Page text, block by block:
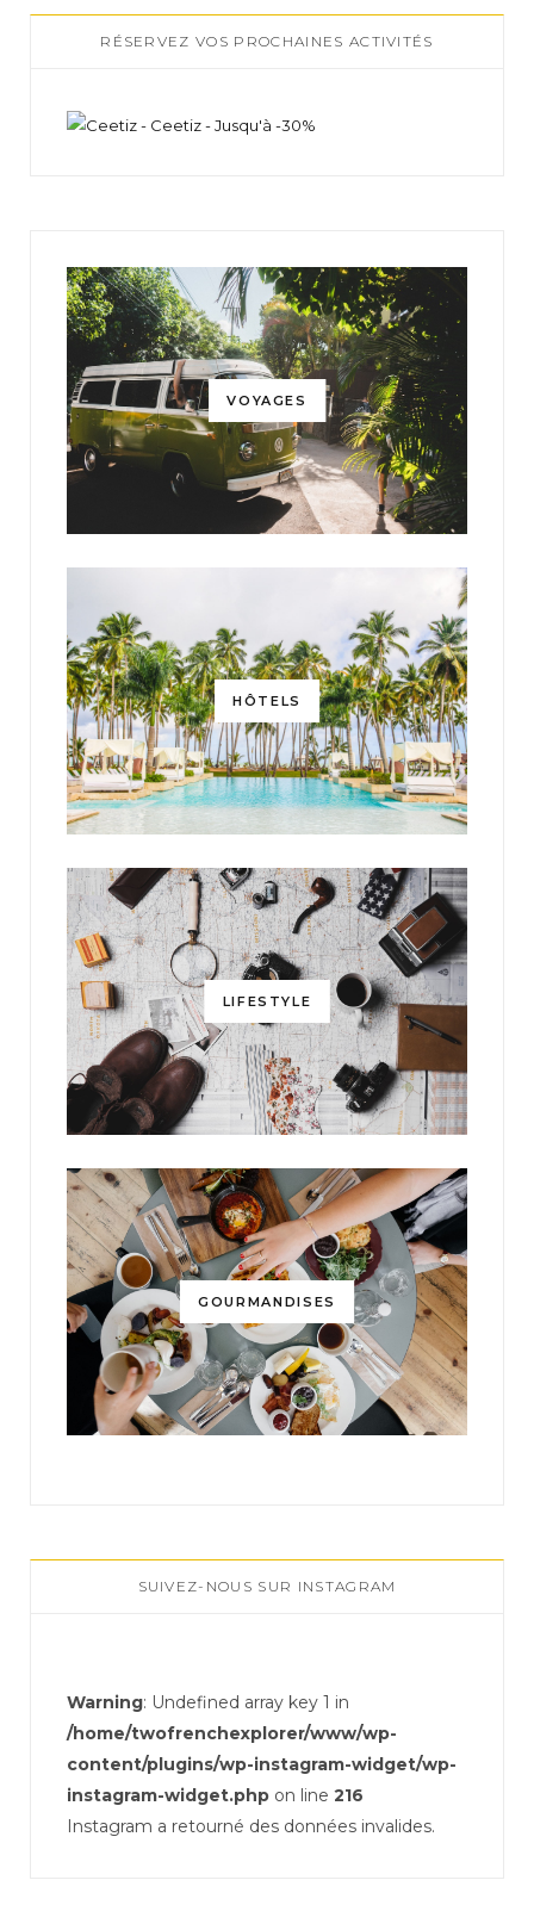
RÉSERVEZ VOS PROCHAINES ACTIVITÉS
VOYAGES
HÔTELS
LIFESTYLE
GOURMANDISES
SUIVEZ-NOUS SUR INSTAGRAM
Warning: Undefined array key 1 in
/home/twofrenchexplorer/www/wp-
content/plugins/wp-instagram-widget/wp-
instagram-widget.php on line 216
Instagram a retourné des données invalides.